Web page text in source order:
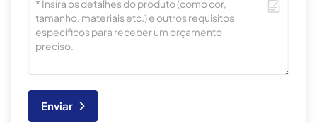
Enviar